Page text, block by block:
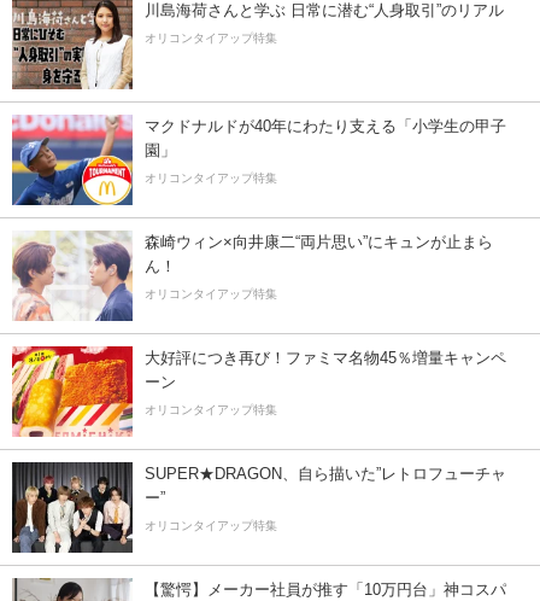
川島海荷さんと学ぶ 日常に潜む“人身取引”のリアル
オリコンタイアップ特集
マクドナルドが40年にわたり支える「小学生の甲子
園」
オリコンタイアップ特集
森崎ウィン×向井康二“両片思い”にキュンが止まら
ん！
オリコンタイアップ特集
大好評につき再び！ファミマ名物45％増量キャンペ
ーン
オリコンタイアップ特集
SUPER★DRAGON、自ら描いた”レトロフューチャ
ー”
オリコンタイアップ特集
【驚愕】メーカー社員が推す「10万円台」神コスパ